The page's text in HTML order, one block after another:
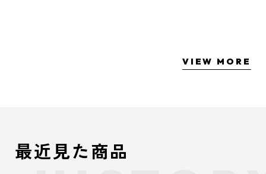
VIEW MORE
最近見た商品